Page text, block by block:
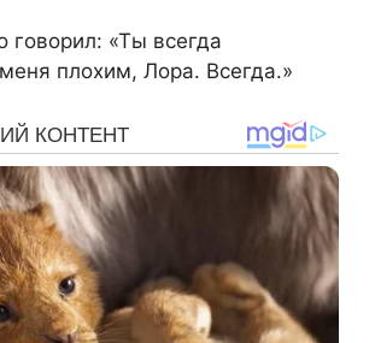
говорил: «Ты всегда
плохим, Лора. Всегда.»